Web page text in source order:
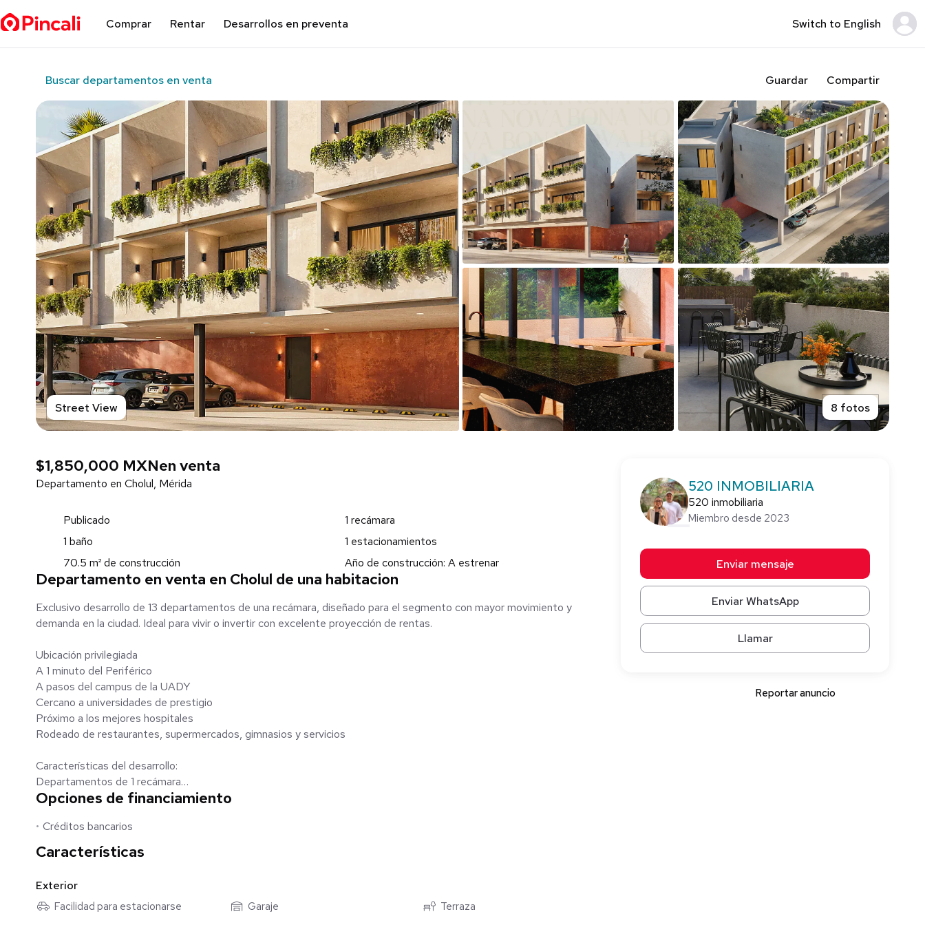
Comprar Rentar Desarrollos en preventa Switch to English
Buscar departamentos en venta Guardar Compartir
Street View 8 fotos
$1,850,000 MXNen venta
Departamento en Cholul, Mérida
Publicado
1 recámara
1 baño
1 estacionamientos
70.5 m² de construcción
Año de construcción: A estrenar
Departamento en venta en Cholul de una habitacion
Exclusivo desarrollo de 13 departamentos de una recámara, diseñado para el segmento con mayor movimiento y
demanda en la ciudad. Ideal para vivir o invertir con excelente proyección de rentas.
Ubicación privilegiada
A 1 minuto del Periférico
A pasos del campus de la UADY
Cercano a universidades de prestigio
Próximo a los mejores hospitales
Rodeado de restaurantes, supermercados, gimnasios y servicios
Características del desarrollo:
Departamentos de 1 recámara
Unidades en planta baja con terraza y piscina
Método de pago:
Enganche: 5%
Formas de pago:
Opciones de financiamiento
Créditos bancarios
Características
Exterior
Facilidad para estacionarse Garaje Terraza
520 INMOBILIARIA
520 inmobiliaria
Miembro desde 2023
Enviar mensaje
Enviar WhatsApp
Llamar
Reportar anuncio